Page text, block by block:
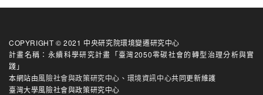
COPYRIGHT © 2021 中央研究院環境變遷研究中心
計畫名稱：永續科學研究計畫「臺灣2050零碳社會的轉型治理分析與實
踐」
本網站由風險社會與政策研究中心 、 環境資訊中心共同更新維護
臺灣大學風險社會與政策研究中心